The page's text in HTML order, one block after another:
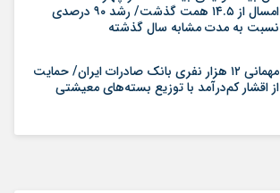
امسال از ۱۴.۵ همت گذشت/ رشد ۹۰ درصدی
نسبت به مدت مشابه سال گذشته
مهمانی ۱۲ هزار نفری بانک صادرات ایران/ حمایت
از اقشار کم‌درآمد با توزیع بسته‌های معیشتی